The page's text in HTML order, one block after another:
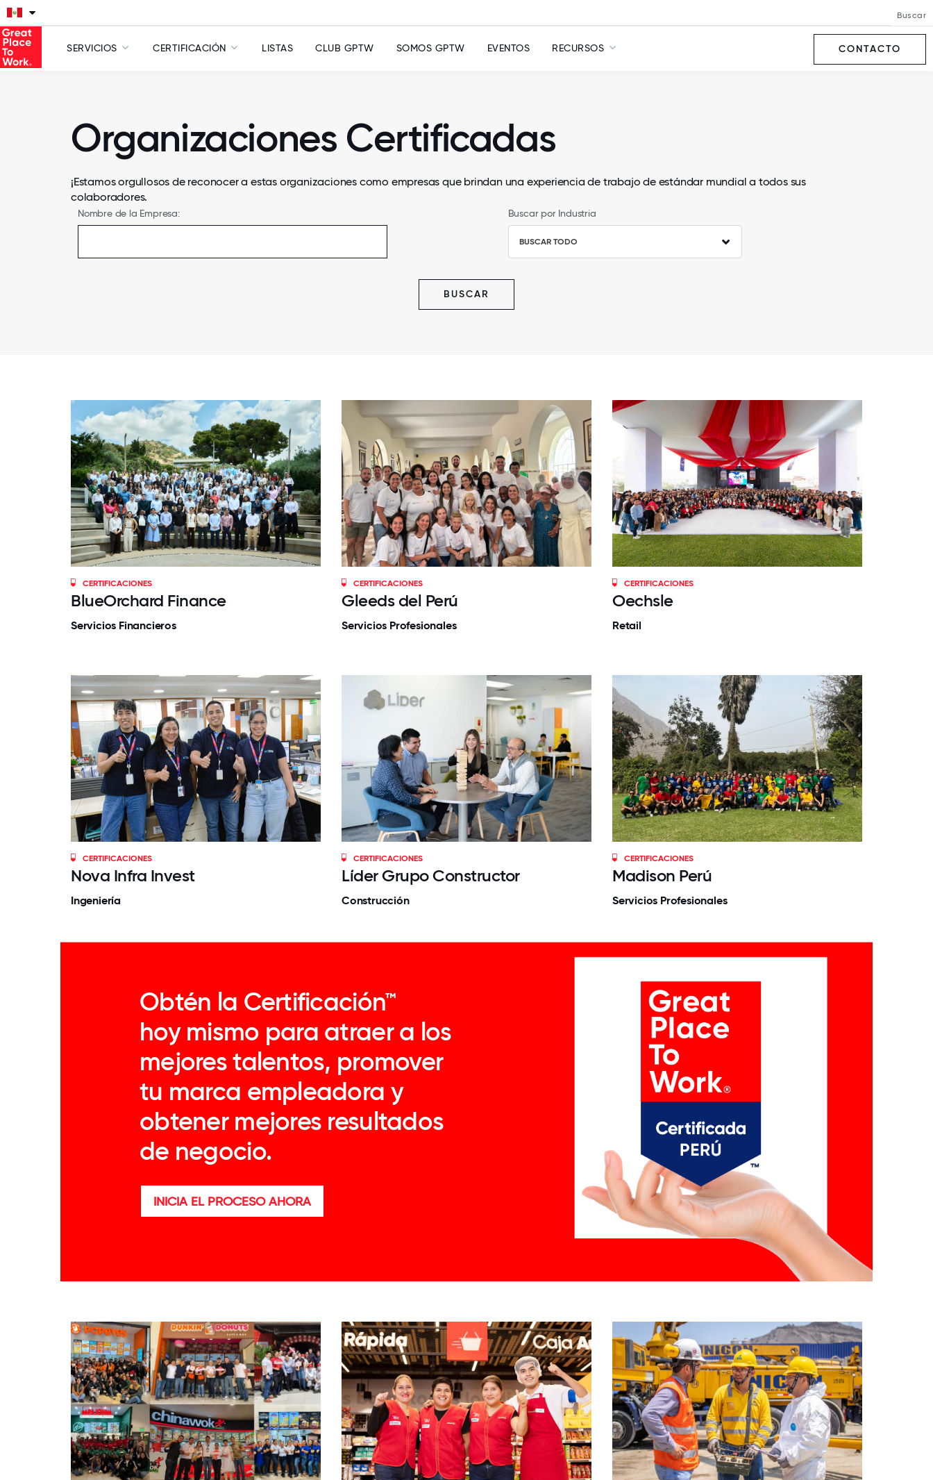
Buscar
SERVICIOS CERTIFICACIÓN LISTAS CLUB GPTW SOMOS GPTW EVENTOS RECURSOS CONTACTO
Organizaciones Certificadas
¡Estamos orgullosos de reconocer a estas organizaciones como empresas que brindan una experiencia de trabajo de estándar mundial a todos sus
colaboradores.
Nombre de la Empresa: Buscar por Industria
BUSCAR TODO
BUSCAR
CERTIFICACIONES
BlueOrchard Finance
Servicios Financieros
CERTIFICACIONES
Gleeds del Perú
Servicios Profesionales
CERTIFICACIONES
Oechsle
Retail
CERTIFICACIONES
Nova Infra Invest
Ingeniería
CERTIFICACIONES
Líder Grupo Constructor
Construcción
CERTIFICACIONES
Madison Perú
Servicios Profesionales
Obtén la Certificación™
hoy mismo para atraer a los
mejores talentos, promover
tu marca empleadora y
obtener mejores resultados
de negocio.
INICIA EL PROCESO AHORA